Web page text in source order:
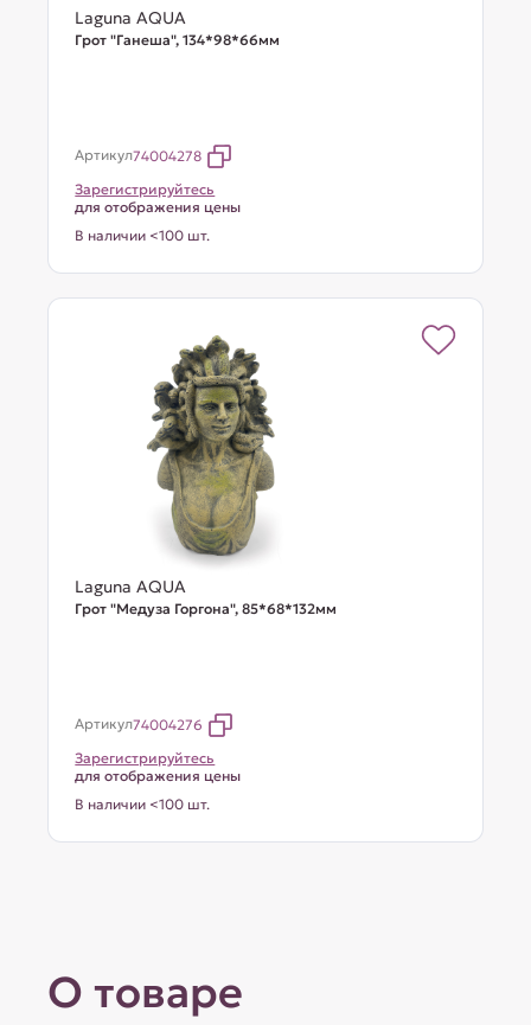
Laguna AQUA
Грот "Ганеша", 134*98*66мм
Артикул74004278
Зарегистрируйтесь
для отображения цены
В наличии <100 шт.
Laguna AQUA
Грот "Медуза Горгона", 85*68*132мм
Артикул74004276
Зарегистрируйтесь
для отображения цены
В наличии <100 шт.
О товаре